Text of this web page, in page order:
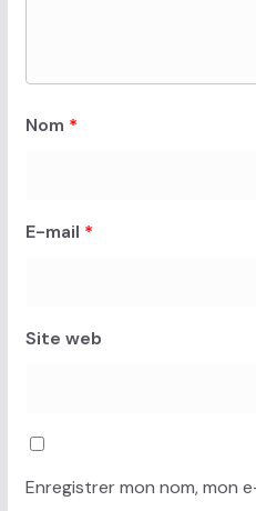
Nom *
E-mail *
Site web
Enregistrer mon nom, mon